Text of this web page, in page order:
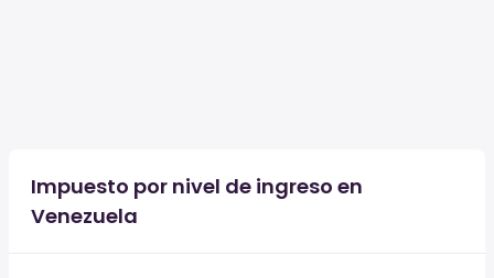
Impuesto por nivel de ingreso en
Venezuela